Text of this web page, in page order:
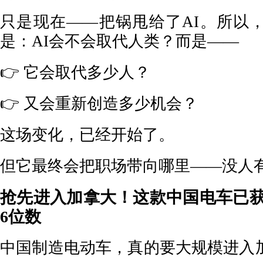
只是现在——把锅甩给了AI。所以
是：AI会不会取代人类？而是——
👉 它会取代多少人？
👉 又会重新创造多少机会？
这场变化，已经开始了。
但它最终会把职场带向哪里——没人
抢先进入加拿大！这款中国电车已
6位数
中国制造电动车，真的要大规模进入